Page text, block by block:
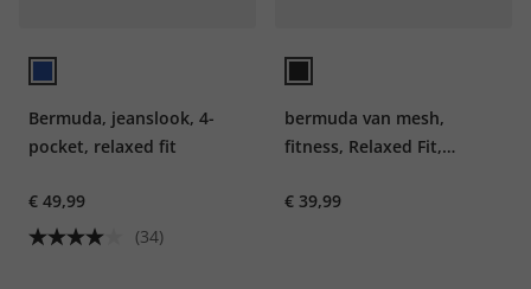
Bermuda, jeanslook, 4-
pocket, relaxed fit
€ 49,99
(34)
bermuda van mesh,
fitness, Relaxed Fit,
€ 39,99